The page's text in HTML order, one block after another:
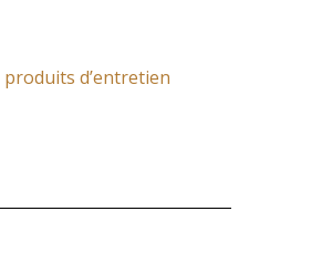
produits d’entretien